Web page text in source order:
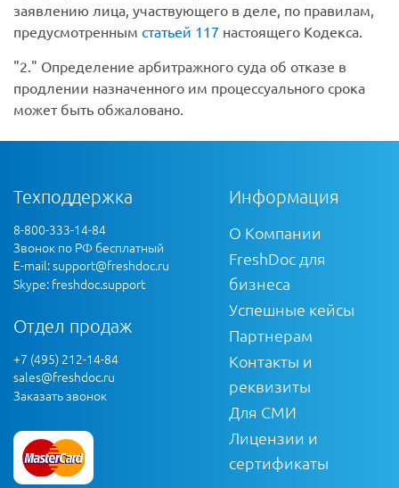
заявлению лица, участвующего в деле, по правилам,
предусмотренным статьей 117 настоящего Кодекса.
2.
Определение арбитражного суда об отказе в
продлении назначенного им процессуального срока
может быть обжаловано.
Техподдержка
8-800-333-14-84
Звонок по РФ бесплатный
E-mail:support@freshdoc.ru
Skype: freshdoc.support
Отдел продаж
+7 (495) 212-14-84
sales@freshdoc.ru
Заказать звонок
Информация
О Компании
FreshDoc для
бизнеса
Успешные кейсы
Партнерам
Контакты и
реквизиты
Для СМИ
Лицензии и
сертификаты